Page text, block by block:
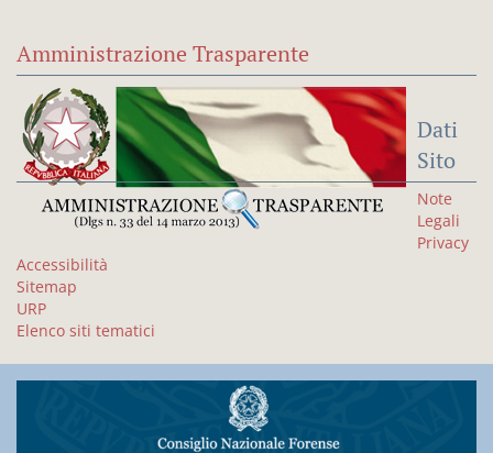
Amministrazione Trasparente
Dati
Sito
Note
Legali
Privacy
Accessibilità
Sitemap
URP
Elenco siti tematici